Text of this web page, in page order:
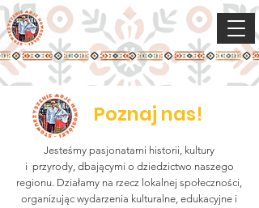
Poznaj nas!
Jesteśmy pasjonatami historii, kultury
i przyrody, dbającymi o dziedzictwo naszego
regionu. Działamy na rzecz lokalnej społeczności,
organizując wydarzenia kulturalne, edukacyjne i